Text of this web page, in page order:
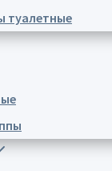
туалетные